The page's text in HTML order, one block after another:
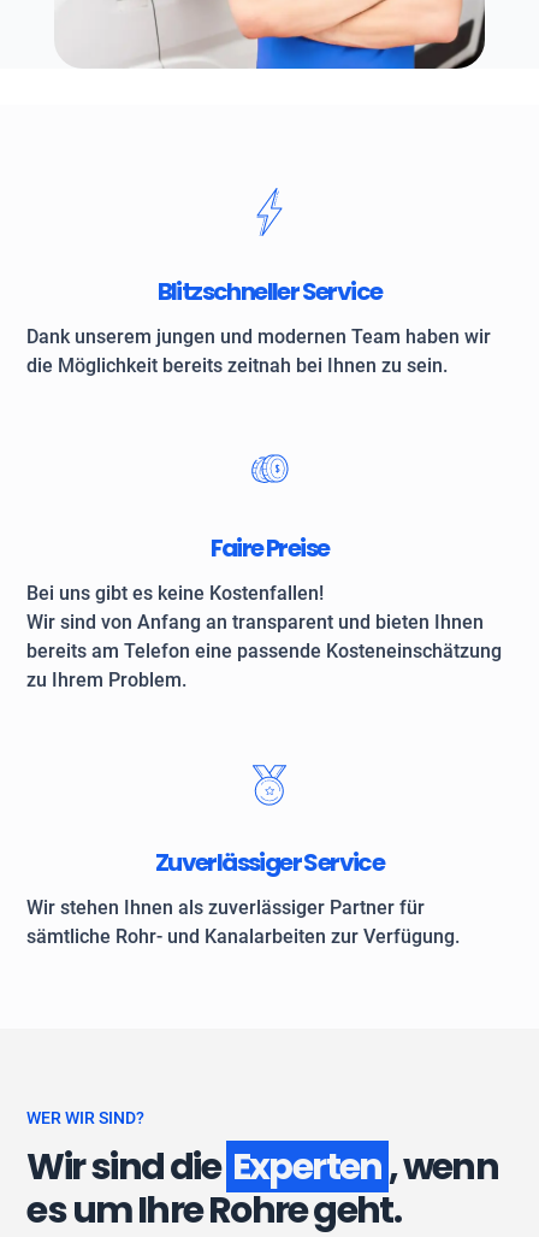
Blitzschneller Service
Dank unserem jungen und modernen Team haben wir
die Möglichkeit bereits zeitnah bei Ihnen zu sein.
Faire Preise
Bei uns gibt es keine Kostenfallen!
Wir sind von Anfang an transparent und bieten Ihnen
bereits am Telefon eine passende Kosteneinschätzung
zu Ihrem Problem.
Zuverlässiger Service
Wir stehen Ihnen als zuverlässiger Partner für
sämtliche Rohr- und Kanalarbeiten zur Verfügung.
WER WIR SIND?
Wir sind die Experten, wenn
es um Ihre Rohre geht.